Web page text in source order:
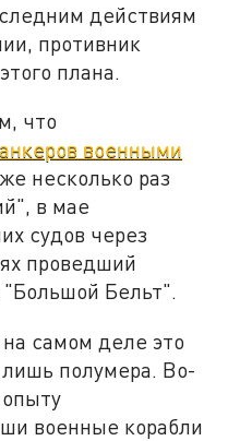
действиям
противник
плана.
что
военными
несколько раз
в мае
судов через
проведший
Бельт".
самом деле это
полумера. Во-
военные корабли